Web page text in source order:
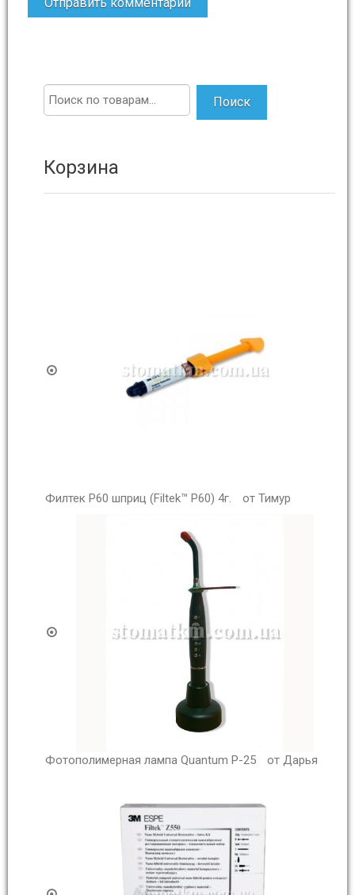
Поиск
Корзина
Филтек Р60 шприц (Filtek™ P60) 4г. от Тимур
Фотополимерная лампа Quantum P-25 от Дарья